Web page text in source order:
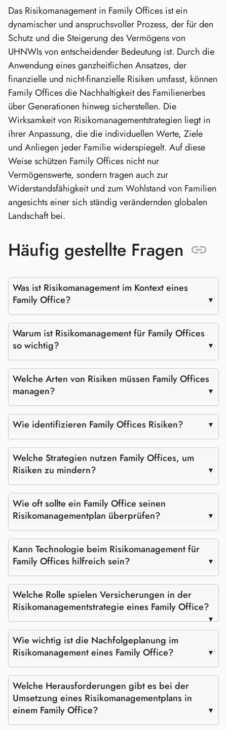
Das Risikomanagement in Family Offices ist ein
dynamischer und anspruchsvoller Prozess, der für den
Schutz und die Steigerung des Vermögens von
UHNWIs von entscheidender Bedeutung ist. Durch die
Anwendung eines ganzheitlichen Ansatzes, der
finanzielle und nicht-finanzielle Risiken umfasst, können
Family Offices die Nachhaltigkeit des Familienerbes
über Generationen hinweg sicherstellen. Die
Wirksamkeit von Risikomanagementstrategien liegt in
ihrer Anpassung, die die individuellen Werte, Ziele
und Anliegen jeder Familie widerspiegelt. Auf diese
Weise schützen Family Offices nicht nur
Vermögenswerte, sondern tragen auch zur
Widerstandsfähigkeit und zum Wohlstand von Familien
angesichts einer sich ständig verändernden globalen
Landschaft bei.
Häufig gestellte Fragen
Was ist Risikomanagement im Kontext eines
Family Office?
Warum ist Risikomanagement für Family Offices
so wichtig?
Welche Arten von Risiken müssen Family Offices
managen?
Wie identifizieren Family Offices Risiken?
Welche Strategien nutzen Family Offices, um
Risiken zu mindern?
Wie oft sollte ein Family Office seinen
Risikomanagementplan überprüfen?
Kann Technologie beim Risikomanagement für
Family Offices hilfreich sein?
Welche Rolle spielen Versicherungen in der
Risikomanagementstrategie eines Family Office?
Wie wichtig ist die Nachfolgeplanung im
Risikomanagement eines Family Office?
Welche Herausforderungen gibt es bei der
Umsetzung eines Risikomanagementplans in
einem Family Office?